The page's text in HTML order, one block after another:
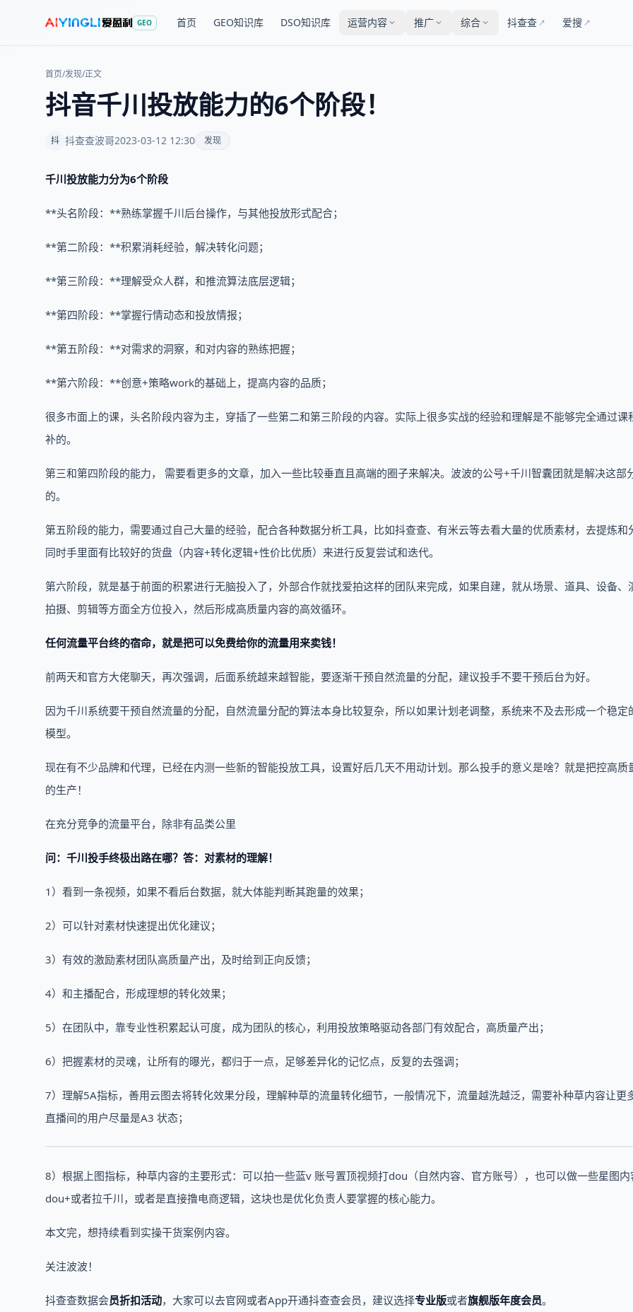
GEO 首页 GEO知识库 DSO知识库 运营内容 推广 综合 抖查查 ↗ 爱搜 ↗
首页/发现/正文
抖音千川投放能力的6个阶段！
抖 抖查查波哥2023-03-12 12:30 发现
千川投放能力分为6个阶段
**头名阶段：**熟练掌握千川后台操作，与其他投放形式配合；
**第二阶段：**积累消耗经验，解决转化问题；
**第三阶段：**理解受众人群，和推流算法底层逻辑；
**第四阶段：**掌握行情动态和投放情报；
**第五阶段：**对需求的洞察，和对内容的熟练把握；
**第六阶段：**创意+策略work的基础上，提高内容的品质；
很多市面上的课，头名阶段内容为主，穿插了一些第二和第三阶段的内容。实际上很多实战的经验和理解是不能够完全通过课
补的。
第三和第四阶段的能力， 需要看更多的文章，加入一些比较垂直且高端的圈子来解决。波波的公号+千川智囊团就是解决这部
的。
第五阶段的能力，需要通过自己大量的经验，配合各种数据分析工具，比如抖查查、有米云等去看大量的优质素材，去提炼和
同时手里面有比较好的货盘（内容+转化逻辑+性价比优质）来进行反复尝试和迭代。
第六阶段，就是基于前面的积累进行无脑投入了，外部合作就找爱拍这样的团队来完成，如果自建，就从场景、道具、设备、
拍摄、剪辑等方面全方位投入，然后形成高质量内容的高效循环。
任何流量平台终的宿命，就是把可以免费给你的流量用来卖钱！
前两天和官方大佬聊天，再次强调，后面系统越来越智能，要逐渐干预自然流量的分配，建议投手不要干预后台为好。
因为千川系统要干预自然流量的分配，自然流量分配的算法本身比较复杂，所以如果计划老调整，系统来不及去形成一个稳定
模型。
现在有不少品牌和代理，已经在内测一些新的智能投放工具，设置好后几天不用动计划。那么投手的意义是啥？就是把控高质
的生产！
在充分竞争的流量平台，除非有品类公里
问：千川投手终极出路在哪？答：对素材的理解！
1）看到一条视频，如果不看后台数据，就大体能判断其跑量的效果；
2）可以针对素材快速提出优化建议；
3）有效的激励素材团队高质量产出，及时给到正向反馈；
4）和主播配合，形成理想的转化效果；
5）在团队中，靠专业性积累起认可度，成为团队的核心，利用投放策略驱动各部门有效配合，高质量产出；
6）把握素材的灵魂，让所有的曝光，都归于一点，足够差异化的记忆点，反复的去强调；
7）理解5A指标，善用云图去将转化效果分段，理解种草的流量转化细节，一般情况下，流量越洗越泛，需要补种草内容让更
直播间的用户尽量是A3 状态；
8）根据上图指标，种草内容的主要形式：可以拍一些蓝v 账号置顶视频打dou（自然内容、官方账号），也可以做一些星图内
dou+或者拉千川，或者是直接撸电商逻辑，这块也是优化负责人要掌握的核心能力。
本文完，想持续看到实操干货案例内容。
关注波波！
抖查查数据会员折扣活动，大家可以去官网或者App开通抖查查会员，建议选择专业版或者旗舰版年度会员。